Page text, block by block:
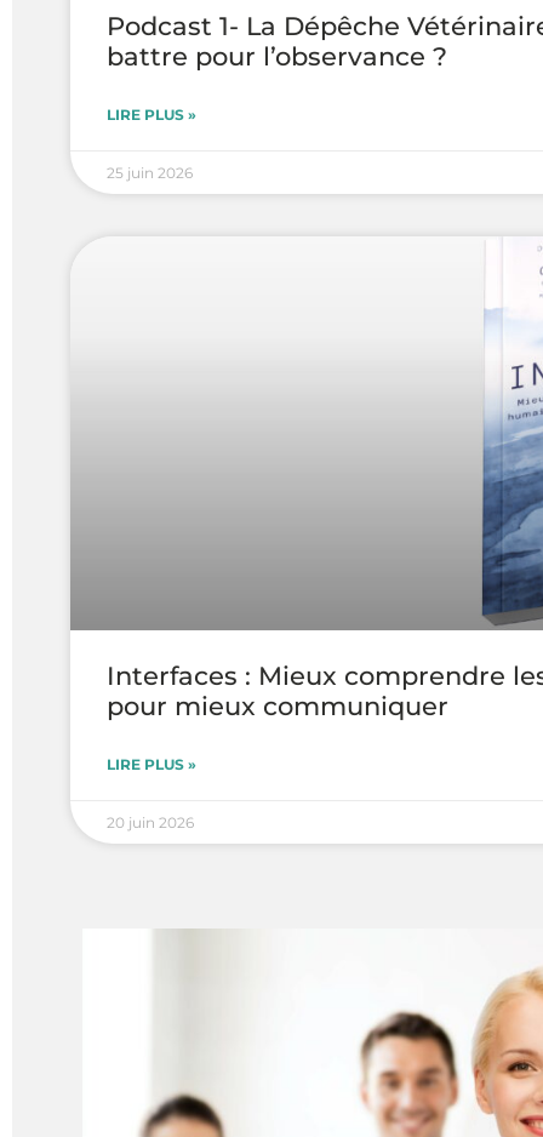
Podcast 1- La Dépêche
battre pour l’observance ?
LIRE PLUS »
25 juin 2026
Interfaces : Mieux comprendre
pour mieux communiquer
LIRE PLUS »
20 juin 2026